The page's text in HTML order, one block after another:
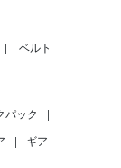
ベルト
パック
|
| ギア